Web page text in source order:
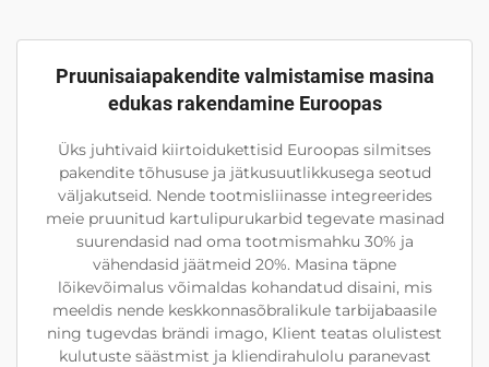
Pruunisaiapakendite valmistamise masina
edukas rakendamine Euroopas
Üks juhtivaid kiirtoidukettisid Euroopas silmitses
pakendite tõhususe ja jätkusuutlikkusega seotud
väljakutseid. Nende tootmisliinasse integreerides
meie pruunitud kartulipurukarbid tegevate masinad
suurendasid nad oma tootmismahku 30% ja
vähendasid jäätmeid 20%. Masina täpne
lõikevõimalus võimaldas kohandatud disaini, mis
meeldis nende keskkonnasõbralikule tarbijabaasile
ning tugevdas brändi imago, Klient teatas olulistest
kulutuste säästmist ja kliendirahulolu paranevast